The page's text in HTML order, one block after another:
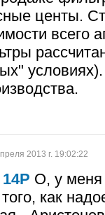
центы.
всего
2013 г. 19:02:22
О, у меня
как